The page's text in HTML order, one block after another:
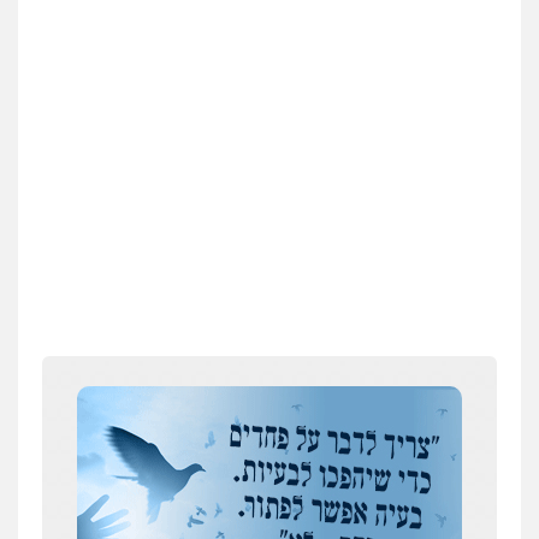
ניר קידר – צלם
צילום עורכי דין שירותים מקצועיים לעורכי
דין
0504578527
רונן הלל – מוניטין